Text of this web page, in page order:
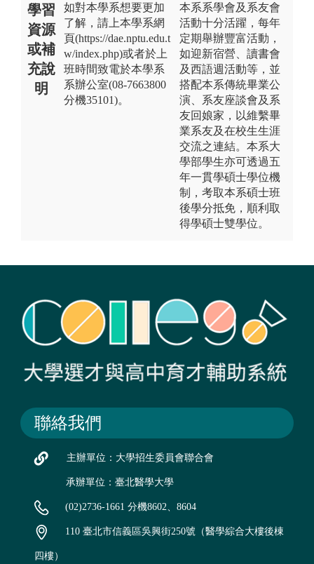
學習
資源
或補
充說
明
如對本學系想要更加
了解，請上本學系網
頁(https://dae.nptu.edu.t
w/index.php)或者於上
班時間致電於本學系
系辦公室(08-7663800
分機35101)。
本系系學會及系友會
活動十分活躍，每年
定期舉辦豐富活動，
如迎新宿營、讀書會
及西語週活動等，並
搭配本系傳統畢業公
演、系友座談會及系
友回娘家，以維繫畢
業系友及在校生生涯
交流之連結。本系大
學部學生亦可透過五
年一貫學碩士學位機
制，考取本系碩士班
後學分抵免，順利取
得學碩士雙學位。
聯絡我們
主辦單位：大學招生委員會聯合會
承辦單位：臺北醫學大學
(02)2736-1661 分機8602、8604
110 臺北市信義區吳興街250號（醫學綜合大樓後棟
四樓）